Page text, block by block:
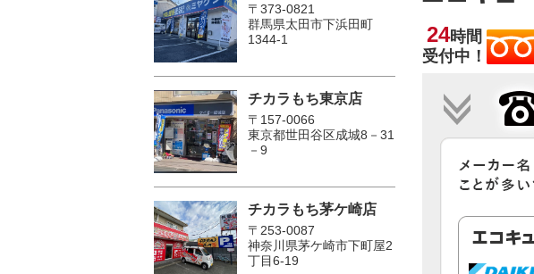
24時間
受付中！
〒373-0821
群馬県太田市下浜田町
1344-1
チカラもち東京店
〒157-0066
東京都世田谷区成城8－31
－9
チカラもち茅ケ崎店
〒253-0087
神奈川県茅ケ崎市下町屋2
丁目6-19